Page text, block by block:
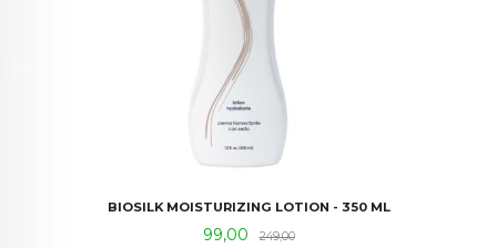
BIOSILK MOISTURIZING LOTION - 350 ML
Tilbud
99,00 249,00Rabatt